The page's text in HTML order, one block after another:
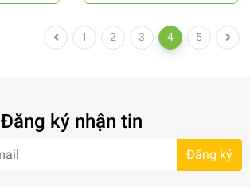
1 2 3 4 5
Đăng ký nhận tin
Đăng ký